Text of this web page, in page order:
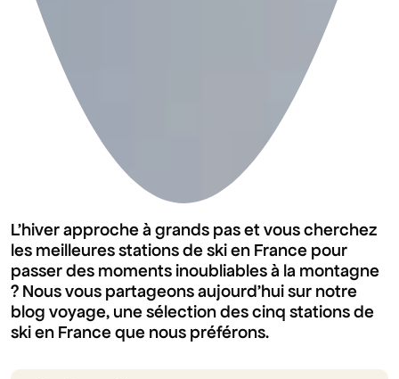
L'hiver approche à grands pas et vous cherchez
les meilleures stations de ski en France pour
passer des moments inoubliables à la montagne
? Nous vous partageons aujourd'hui sur notre
blog voyage, une sélection des cinq stations de
ski en France que nous préférons.